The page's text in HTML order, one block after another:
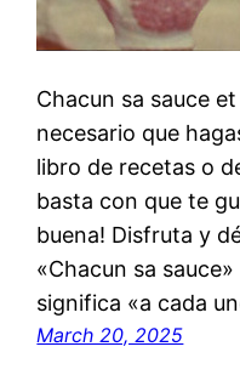
Chacun sa sauce
necesario que
libro de recetas o
basta con que te
buena! Disfruta y
«Chacun sa
significa «a cada
March 20, 2025